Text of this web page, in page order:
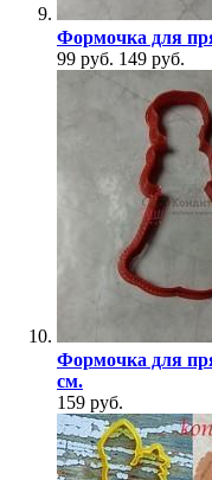
Формочка для
99 руб. 149 руб.
Формочка для
см.
159 руб.